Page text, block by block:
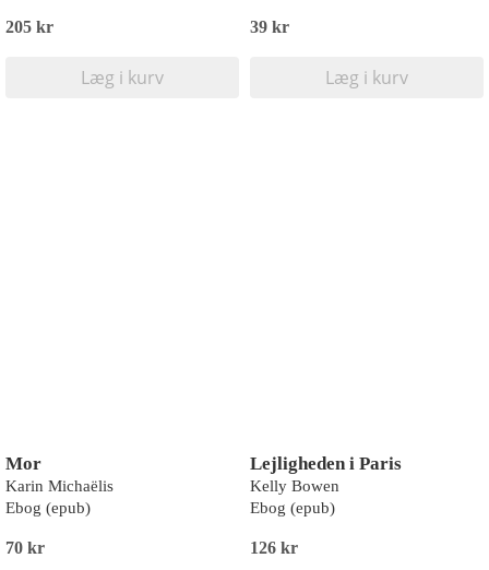
205 kr
Læg i kurv
39 kr
Læg i kurv
Mor
Karin Michaëlis
Ebog (epub)
70 kr
Lejligheden i Paris
Kelly Bowen
Ebog (epub)
126 kr